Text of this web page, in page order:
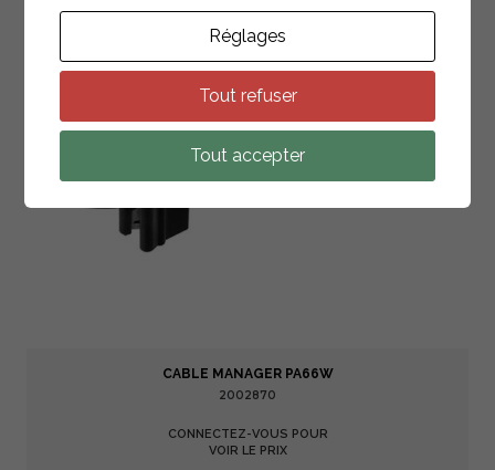
CABLE MANAGER PA66W
2002870
CONNECTEZ-VOUS POUR
VOIR LE PRIX
Réglages
Tout refuser
Tout accepter